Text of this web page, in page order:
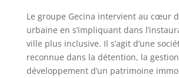
Le groupe Gecina intervient au cœur
urbaine en s’impliquant dans
ville plus inclusive. Il s’agit d’une
reconnue dans la détention, la
développement d’un patrimoine